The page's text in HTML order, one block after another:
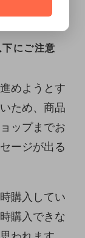
にご注意
めようとす
ため、商品
ップまでお
ージが出る
購入してい
購入できな